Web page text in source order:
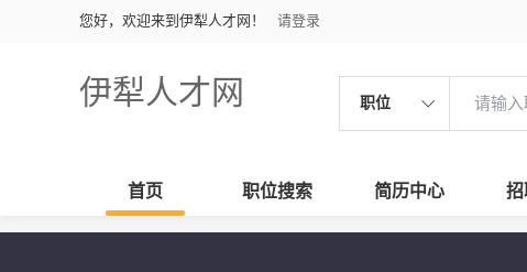
您好，欢迎来到伊犁人才网！ 请登录
伊犁人才网 职位
首页 职位搜索 简历中心 招